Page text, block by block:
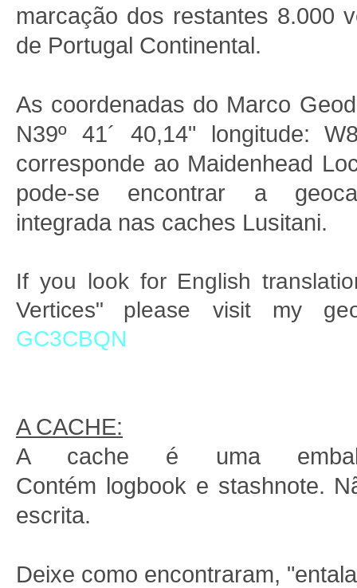
marcação dos restantes 8.000
de Portugal Continental.
As coordenadas do Marco
N39º 41´ 40,14"
longitude:
corresponde ao Maidenhead
pode-se encontrar a
integrada nas caches Lusitani.
If you look for English
Vertices"
please visit my
GC3CBQN
A CACHE:
A cache é uma
Contém logbook e stashnote.
escrita.
Deixe como encontraram,